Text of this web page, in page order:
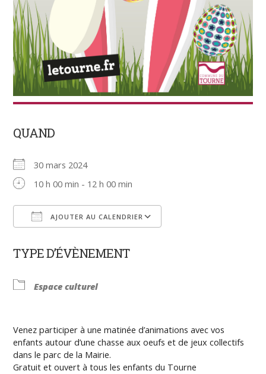
QUAND
30 mars 2024
10 h 00 min - 12 h 00 min
AJOUTER AU CALENDRIER
TYPE D’ÉVÈNEMENT
Espace culturel
Venez participer à une matinée d’animations avec vos
enfants autour d’une chasse aux oeufs et de jeux collectifs
dans le parc de la Mairie.
Gratuit et ouvert à tous les enfants du Tourne